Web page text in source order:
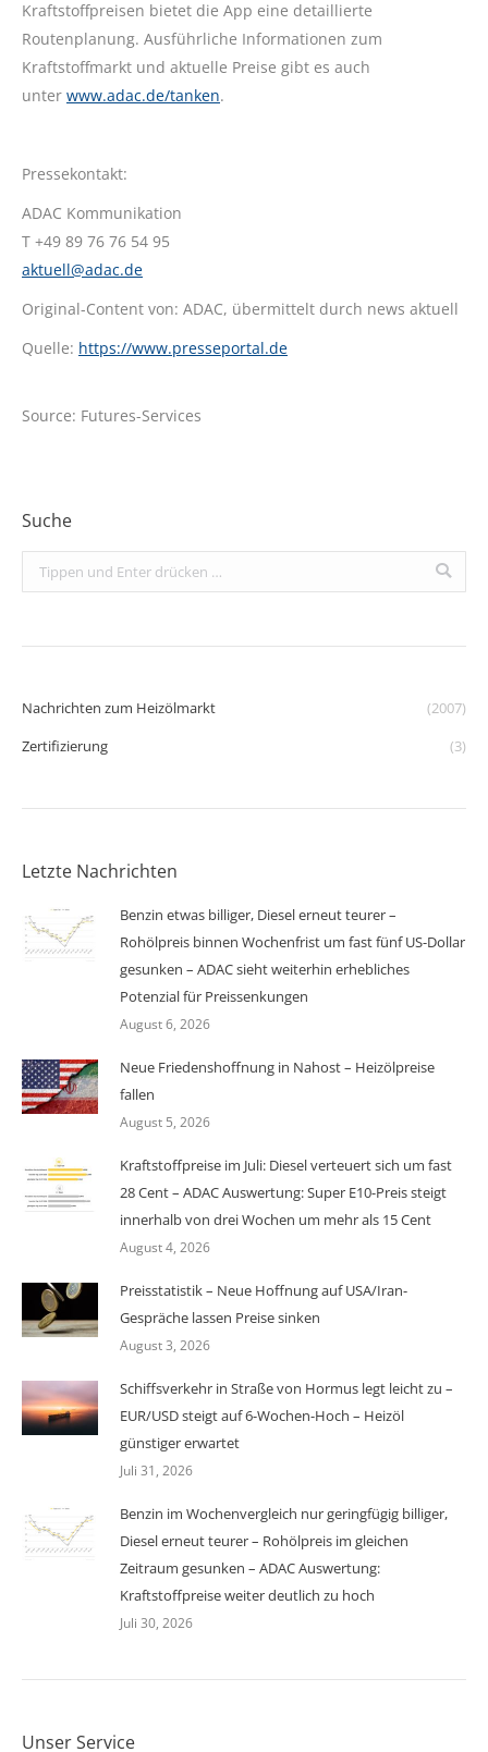
Kraftstoffpreisen bietet die App eine detaillierte
Routenplanung. Ausführliche Informationen zum
Kraftstoffmarkt und aktuelle Preise gibt es auch
unter www.adac.de/tanken.
Pressekontakt:
ADAC Kommunikation
T +49 89 76 76 54 95
aktuell@adac.de
Original-Content von: ADAC, übermittelt durch news aktuell
Quelle: https://www.presseportal.de
Source: Futures-Services
Suche
Search:
Nachrichten zum Heizölmarkt
(2007)
Zertifizierung
(3)
Letzte Nachrichten
Benzin etwas billiger, Diesel erneut teurer –
Rohölpreis binnen Wochenfrist um fast fünf US-Dollar
gesunken – ADAC sieht weiterhin erhebliches
Potenzial für Preissenkungen
August 6, 2026
Neue Friedenshoffnung in Nahost – Heizölpreise
fallen
August 5, 2026
Kraftstoffpreise im Juli: Diesel verteuert sich um fast
28 Cent – ADAC Auswertung: Super E10-Preis steigt
innerhalb von drei Wochen um mehr als 15 Cent
August 4, 2026
Preisstatistik – Neue Hoffnung auf USA/Iran-
Gespräche lassen Preise sinken
August 3, 2026
Schiffsverkehr in Straße von Hormus legt leicht zu –
EUR/USD steigt auf 6-Wochen-Hoch – Heizöl
günstiger erwartet
Juli 31, 2026
Benzin im Wochenvergleich nur geringfügig billiger,
Diesel erneut teurer – Rohölpreis im gleichen
Zeitraum gesunken – ADAC Auswertung:
Kraftstoffpreise weiter deutlich zu hoch
Juli 30, 2026
Unser Service